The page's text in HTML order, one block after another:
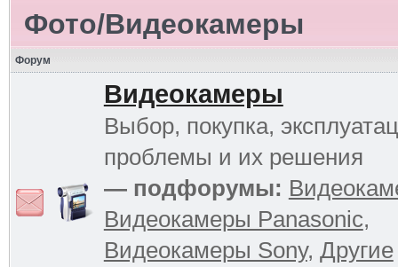
Фото/Видеокамеры
Форум
Видеокамеры
Выбор, покупка,
проблемы и их решения
— подфорумы:
Видеокамеры Panasonic,
Видеокамеры Sony, Другие